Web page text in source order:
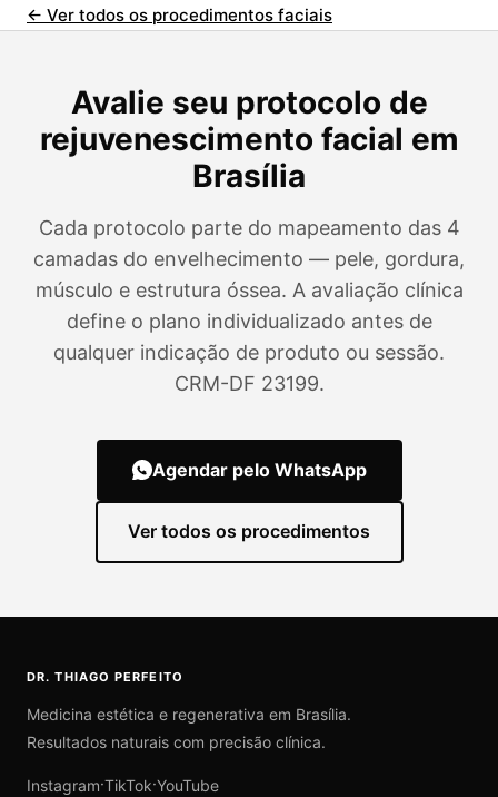
← Ver todos os procedimentos faciais
Avalie seu protocolo de
rejuvenescimento facial em
Brasília
Cada protocolo parte do mapeamento das 4
camadas do envelhecimento — pele, gordura,
músculo e estrutura óssea. A avaliação clínica
define o plano individualizado antes de
qualquer indicação de produto ou sessão.
CRM-DF 23199.
Agendar pelo WhatsApp
Ver todos os procedimentos
DR. THIAGO PERFEITO
Medicina estética e regenerativa em Brasília.
Resultados naturais com precisão clínica.
Instagram·TikTok·YouTube